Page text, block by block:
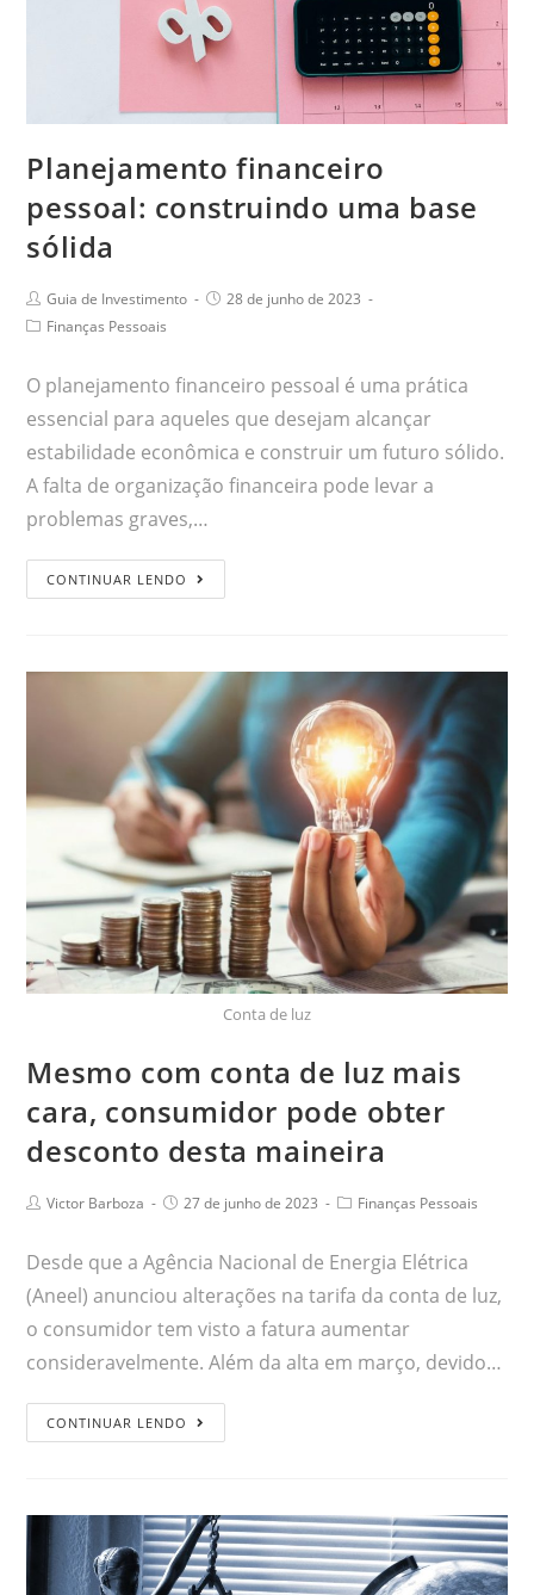
Planejamento financeiro
pessoal: construindo uma base
sólida
Guia de Investimento
28 de junho de 2023
Finanças Pessoais
O planejamento financeiro pessoal é uma prática
essencial para aqueles que desejam alcançar
estabilidade econômica e construir um futuro sólido.
A falta de organização financeira pode levar a
problemas graves,…
CONTINUAR LENDO
Conta de luz
Mesmo com conta de luz mais
cara, consumidor pode obter
desconto desta maineira
Victor Barboza 27 de junho de 2023 Finanças Pessoais
Desde que a Agência Nacional de Energia Elétrica
(Aneel) anunciou alterações na tarifa da conta de luz,
o consumidor tem visto a fatura aumentar
consideravelmente. Além da alta em março, devido…
CONTINUAR LENDO